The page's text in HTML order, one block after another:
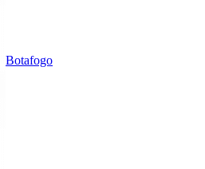
Botafogo